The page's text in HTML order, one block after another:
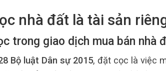
nhà đất là tài sản
trong giao dịch mua bán nhà
Bộ luật Dân sự 2015, đặt cọc là việc